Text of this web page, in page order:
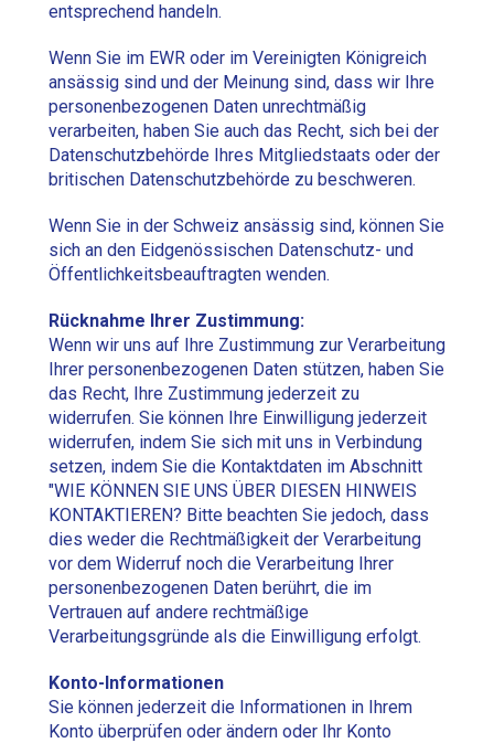
entsprechend handeln.
Wenn Sie im EWR oder im Vereinigten Königreich
ansässig sind und der Meinung sind, dass wir Ihre
personenbezogenen Daten unrechtmäßig
verarbeiten, haben Sie auch das Recht, sich bei der
Datenschutzbehörde Ihres Mitgliedstaats oder der
britischen Datenschutzbehörde zu beschweren.
Wenn Sie in der Schweiz ansässig sind, können Sie
sich an den Eidgenössischen Datenschutz- und
Öffentlichkeitsbeauftragten wenden.
Rücknahme Ihrer Zustimmung:
Wenn wir uns auf Ihre Zustimmung zur Verarbeitung
Ihrer personenbezogenen Daten stützen, haben Sie
das Recht, Ihre Zustimmung jederzeit zu
widerrufen. Sie können Ihre Einwilligung jederzeit
widerrufen, indem Sie sich mit uns in Verbindung
setzen, indem Sie die Kontaktdaten im Abschnitt
"WIE KÖNNEN SIE UNS ÜBER DIESEN HINWEIS
KONTAKTIEREN? Bitte beachten Sie jedoch, dass
dies weder die Rechtmäßigkeit der Verarbeitung
vor dem Widerruf noch die Verarbeitung Ihrer
personenbezogenen Daten berührt, die im
Vertrauen auf andere rechtmäßige
Verarbeitungsgründe als die Einwilligung erfolgt.
Konto-Informationen
Sie können jederzeit die Informationen in Ihrem
Konto überprüfen oder ändern oder Ihr Konto